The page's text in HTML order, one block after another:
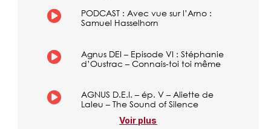
PODCAST : Avec vue sur l’Arno :
Samuel Hasselhorn
Agnus DEI – Episode VI : Stéphanie
d’Oustrac – Connais-toi toi même
AGNUS D.E.I. – ép. V – Aliette de
Laleu – The Sound of Silence
Voir plus